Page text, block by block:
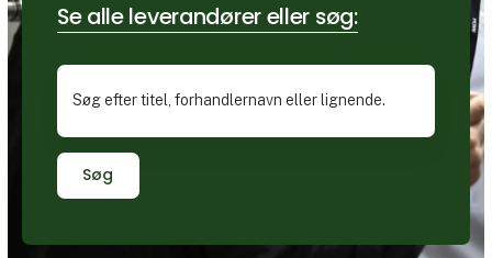
Se alle leverandører eller søg:
Søg